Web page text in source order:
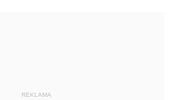
REKLAMA